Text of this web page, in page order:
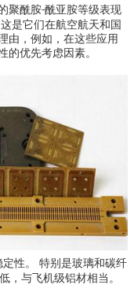
聚酰胺-酰亚胺等级表现
是它们在航空航天和国
由，例如，在这些应用
的优先考虑因素。
性。 特别是玻璃和碳纤
，与飞机级铝材相当。